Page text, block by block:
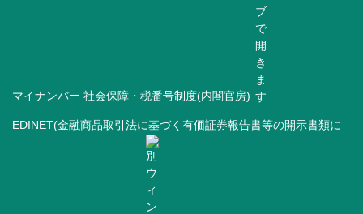
マイナンバー 社会保障・税番号制度(内閣官房)
EDINET(金融商品取引法に基づく有価証券報告書等の開示書類に